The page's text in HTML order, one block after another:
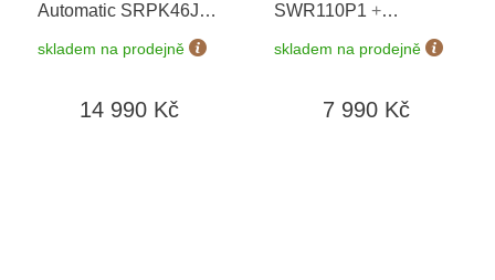
Automatic SRPK46J1
Julep+ možnost
skladem na prodejně
14 990 Kč
SWR110P1 +
prodloužená záruka 5
let + 5 let na výměnu
možnost výměny do 90
skladem na prodejně
7 990 Kč